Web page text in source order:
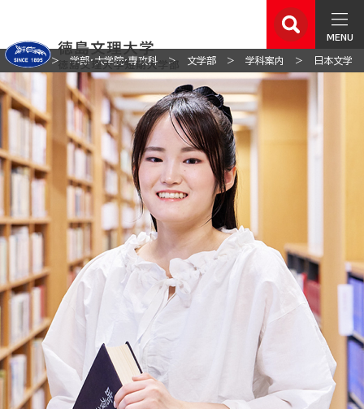
MENU
ホーム 学部・大学院・専攻科 文学部 学科案内 日本文学科